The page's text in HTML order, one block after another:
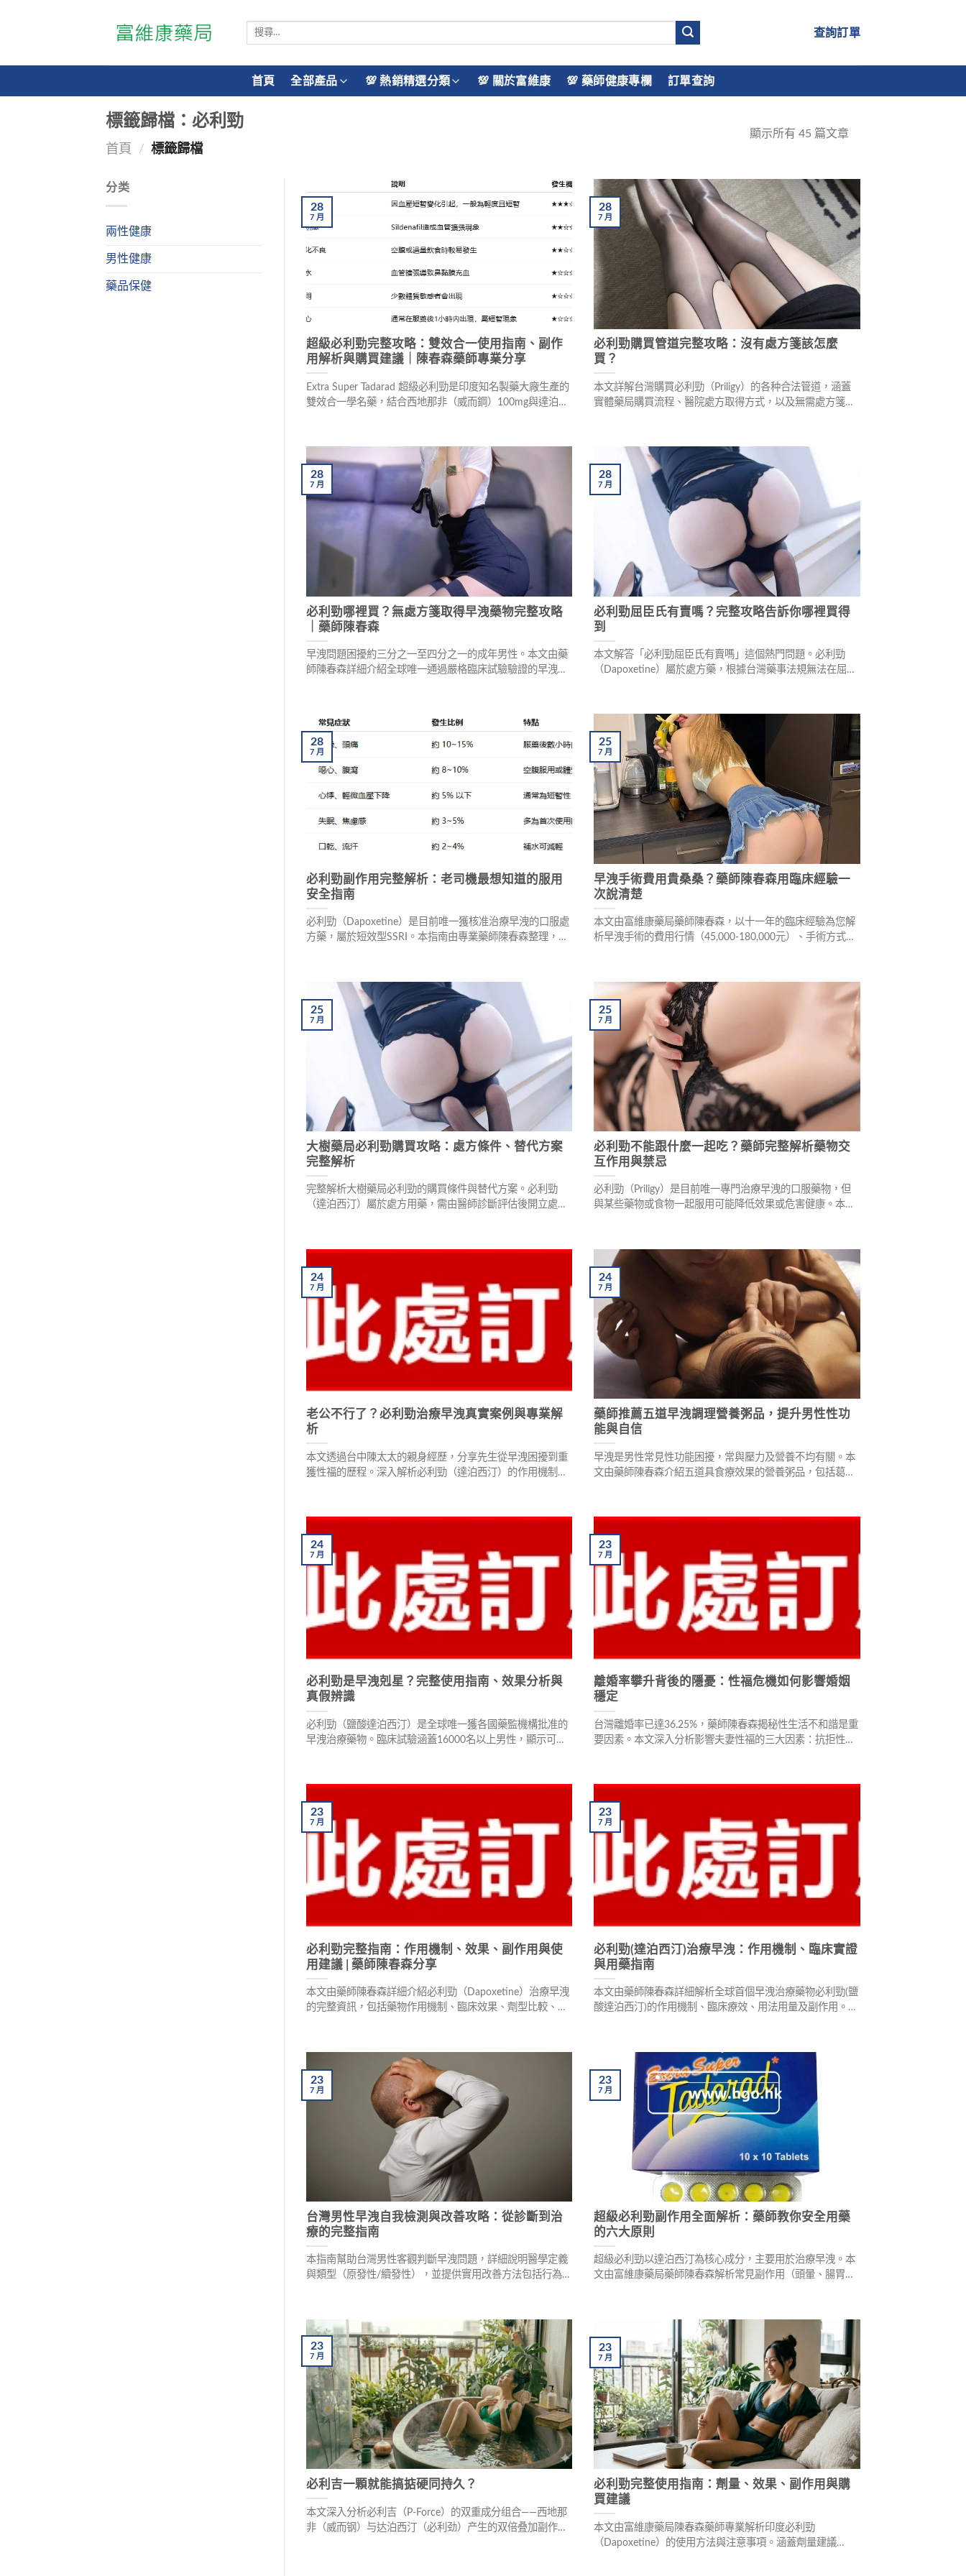
搜
鍵
字:
查詢訂單
首頁 全部產品 💯 熱銷精選分類 💯 關於富維康 💯 藥師健康專欄 訂單查詢
標籤歸檔： 必利勁
首頁 / 標籤歸檔
顯示所有 45 篇文章
分类
兩性健康
男性健康
藥品保健
超級必利勁完整攻略：雙效合一使用指南、副作
用解析與購買建議｜陳春森藥師專業分享
Extra Super Tadarad 超級必利勁是印度知名製藥大廠生產的
雙效合一學名藥，結合西地那非（威而鋼）100mg與達泊西
副作用及發生率，並提供降低副作用的六大實用技巧，幫助
男性朋友安全有效地提升房事品質。
28
7 月
必利勁購買管道完整攻略：沒有處方箋該怎麼
買？
本文詳解台灣購買必利勁（Priligy）的各种合法管道，涵蓋
實體藥局購買流程、醫院處方取得方式，以及無需處方箋的
28
7月
必利勁哪裡買？無處方箋取得早洩藥物完整攻略
｜藥師陳春森
早洩問題困擾約三分之一至四分之一的成年男性。本文由藥
師陳春森詳細介紹全球唯一通過嚴格臨床試驗驗證的早洩口
28
7 月
必利勁屈臣氏有賣嗎？完整攻略告訴你哪裡買得
到
本文解答「必利勁屈臣氏有賣嗎」這個熱門問題。必利勁
（Dapoxetine）屬於處方藥，根據台灣藥事法規無法在屈臣
假藥風險，協助您安全獲得所需藥物。
28
7月
必利勁副作用完整解析：老司機最想知道的服用
安全指南
必利勁（Dapoxetine）是目前唯一獲核准治療早洩的口服處
方藥，屬於短效型SSRI。本指南由專業藥師陳春森整理，完
開始、飯後服用、避免酒精等實用建議，協助男性安全用
藥。
28
7 月
早洩手術費用貴桑桑？藥師陳春森用臨床經驗一
次說清楚
本文由富維康藥局藥師陳春森，以十一年的臨床經驗為您解
析早洩手術的費用行情（45,000-180,000元）、手術方式、
格爾運動，幫助您省下手術費用，找到更適合的治療方式。
25
7月
大樹藥局必利勁購買攻略：處方條件、替代方案
完整解析
完整解析大樹藥局必利勁的購買條件與替代方案。必利勁
（達泊西汀）屬於處方用藥，需由醫師診斷評估後開立處方
正確用藥改善早洩問題。
25
7 月
必利勁不能跟什麼一起吃？藥師完整解析藥物交
互作用與禁忌
必利勁（Priligy）是目前唯一專門治療早洩的口服藥物，但
與某些藥物或食物一起服用可能降低效果或危害健康。本文
建議，幫助使用者安全有效用藥。
25
7月
老公不行了？必利勁治療早洩真實案例與專業解
析
本文透過台中陳太太的親身經歷，分享先生從早洩困擾到重
獲性福的歷程。深入解析必利勁（達泊西汀）的作用機制與
真實用戶回饋，幫助夫妻重新找回美滿的親密關係。
24
7 月
藥師推薦五道早洩調理營養粥品，提升男性性功
能與自信
早洩是男性常見性功能困擾，常與壓力及營養不均有關。本
文由藥師陳春森介紹五道具食療效果的營養粥品，包括葛根
適度運動與專業治療，幫助男性重拾自信與性福。
24
7月
必利勁是早洩剋星？完整使用指南、效果分析與
真假辨識
必利勁（鹽酸達泊西汀）是全球唯一獲各國藥監機構批准的
早洩治療藥物。臨床試驗涵蓋16000名以上男性，顯示可延
建議、副作用禁忌及真假辨識方法，幫助男性重拾持久自
信。
24
7 月
離婚率攀升背後的隱憂：性福危機如何影響婚姻
穩定
台灣離婚率已達36.25%，藥師陳春森揭秘性生活不和諧是重
要因素。本文深入分析影響夫妻性福的三大因素：抗拒性生
介紹必利勁等專業治療方案，分享真實改善案例，提供富維
康藥局專業隱密諮詢管道，助您重拾性福人生。
23
7月
必利勁完整指南：作用機制、效果、副作用與使
用建議 | 藥師陳春森分享
本文由藥師陳春森詳細介紹必利勁（Dapoxetine）治療早洩
的完整資訊，包括藥物作用機制、臨床效果、劑型比較、使
23
7 月
必利勁(達泊西汀)治療早洩：作用機制、臨床實證
與用藥指南
本文由藥師陳春森詳細解析全球首個早洩治療藥物必利勁(鹽
酸達泊西汀)的作用機制、臨床療效、用法用量及副作用。涵
23
7月
台灣男性早洩自我檢測與改善攻略：從診斷到治
療的完整指南
本指南幫助台灣男性客觀判斷早洩問題，詳細說明醫學定義
與類型（原發性/續發性），並提供實用改善方法包括行為訓
23
7 月
超級必利勁副作用全面解析：藥師教你安全用藥
的六大原則
超級必利勁以達泊西汀為核心成分，主要用於治療早洩。本
文由富維康藥局藥師陳春森解析常見副作用（頭暈、腸胃不
23
7月
必利吉一顆就能搞掂硬同持久？
本文深入分析必利吉（P-Force）的双重成分组合——西地那
非（威而钢）与达泊西汀（必利劲）产生的双倍叠加副作
23
7 月
必利勁完整使用指南：劑量、效果、副作用與購
買建議
本文由富維康藥局陳春森藥師專業解析印度必利勁
（Dapoxetine）的使用方法與注意事項。涵蓋劑量建議
23
7月